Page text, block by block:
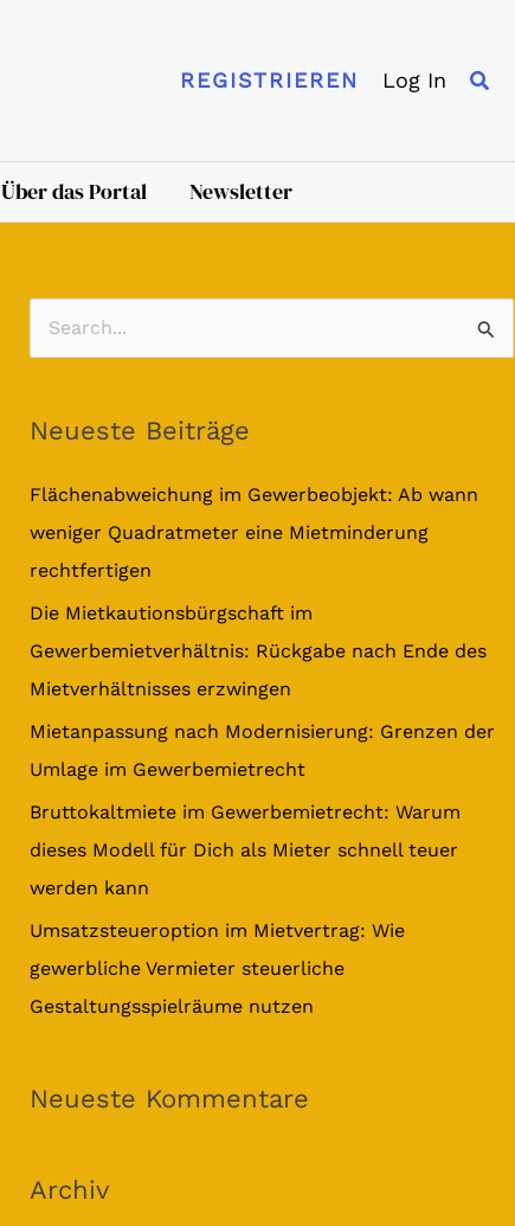
REGISTRIEREN Log In
Über das Portal Newsletter
h
e
n
Neueste Beiträge
Flächenabweichung im Gewerbeobjekt: Ab wann
weniger Quadratmeter eine Mietminderung
rechtfertigen
Die Mietkautionsbürgschaft im
Gewerbemietverhältnis: Rückgabe nach Ende des
Mietverhältnisses erzwingen
Mietanpassung nach Modernisierung: Grenzen der
Umlage im Gewerbemietrecht
Bruttokaltmiete im Gewerbemietrecht: Warum
dieses Modell für Dich als Mieter schnell teuer
werden kann
Umsatzsteueroption im Mietvertrag: Wie
gewerbliche Vermieter steuerliche
Gestaltungsspielräume nutzen
Neueste Kommentare
Archiv